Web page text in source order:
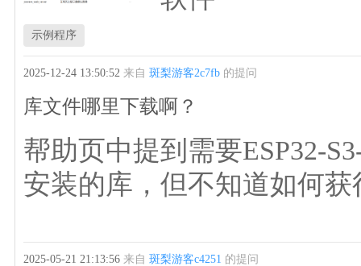
示例程序
2025-12-24 13:50:52 来自斑梨游客2c7fb 的提问
库文件哪里下载啊？
帮助页中提到需要ESP32-
安装的库，但不知道如何
2025-05-21 21:13:56 来自斑梨游客c4251 的提问